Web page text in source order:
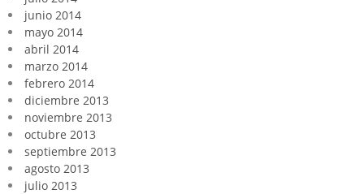
junio 2014
mayo 2014
abril 2014
marzo 2014
febrero 2014
diciembre 2013
noviembre 2013
octubre 2013
septiembre 2013
agosto 2013
julio 2013